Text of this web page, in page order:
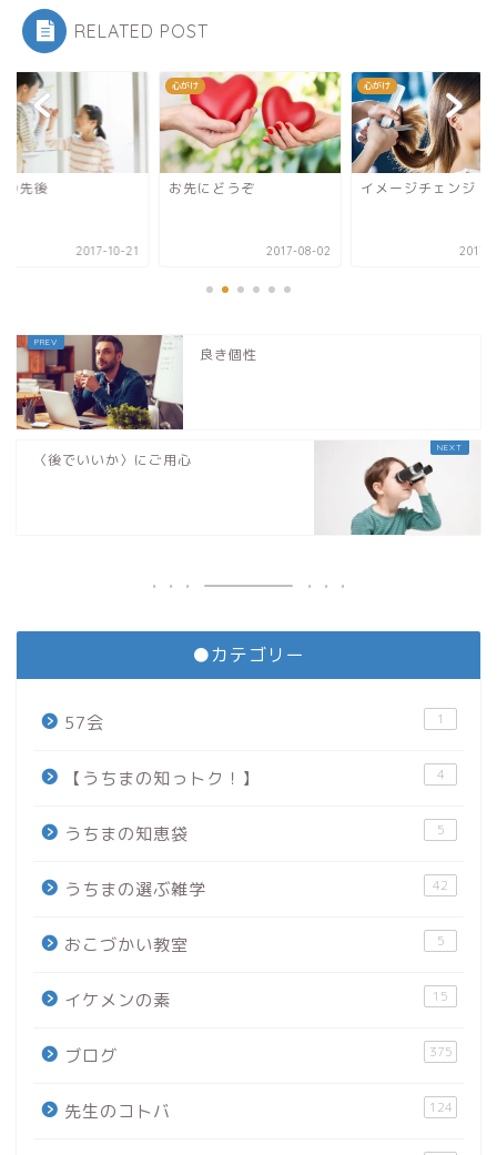
RELATED POST
の先後
2017-10-21
心がけ
お先にどうぞ
2017-08-02
心がけ
イメージチェンジ
2017-
良き個性
〈後でいいか〉にご用心
●カテゴリー
57会 1
【うちまの知っトク！】 4
うちまの知恵袋 5
うちまの選ぶ雑学 42
おこづかい教室 5
イケメンの素 15
ブログ 375
先生のコトバ 124